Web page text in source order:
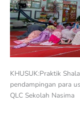
KHUSUK:Praktik
pendampingan para
QLC Sekolah Nasima